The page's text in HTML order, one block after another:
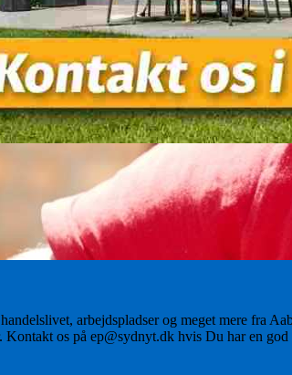
arbejdspladser og meget mere fra
Kontakt os på ep@sydnyt.dk hvis Du har en god